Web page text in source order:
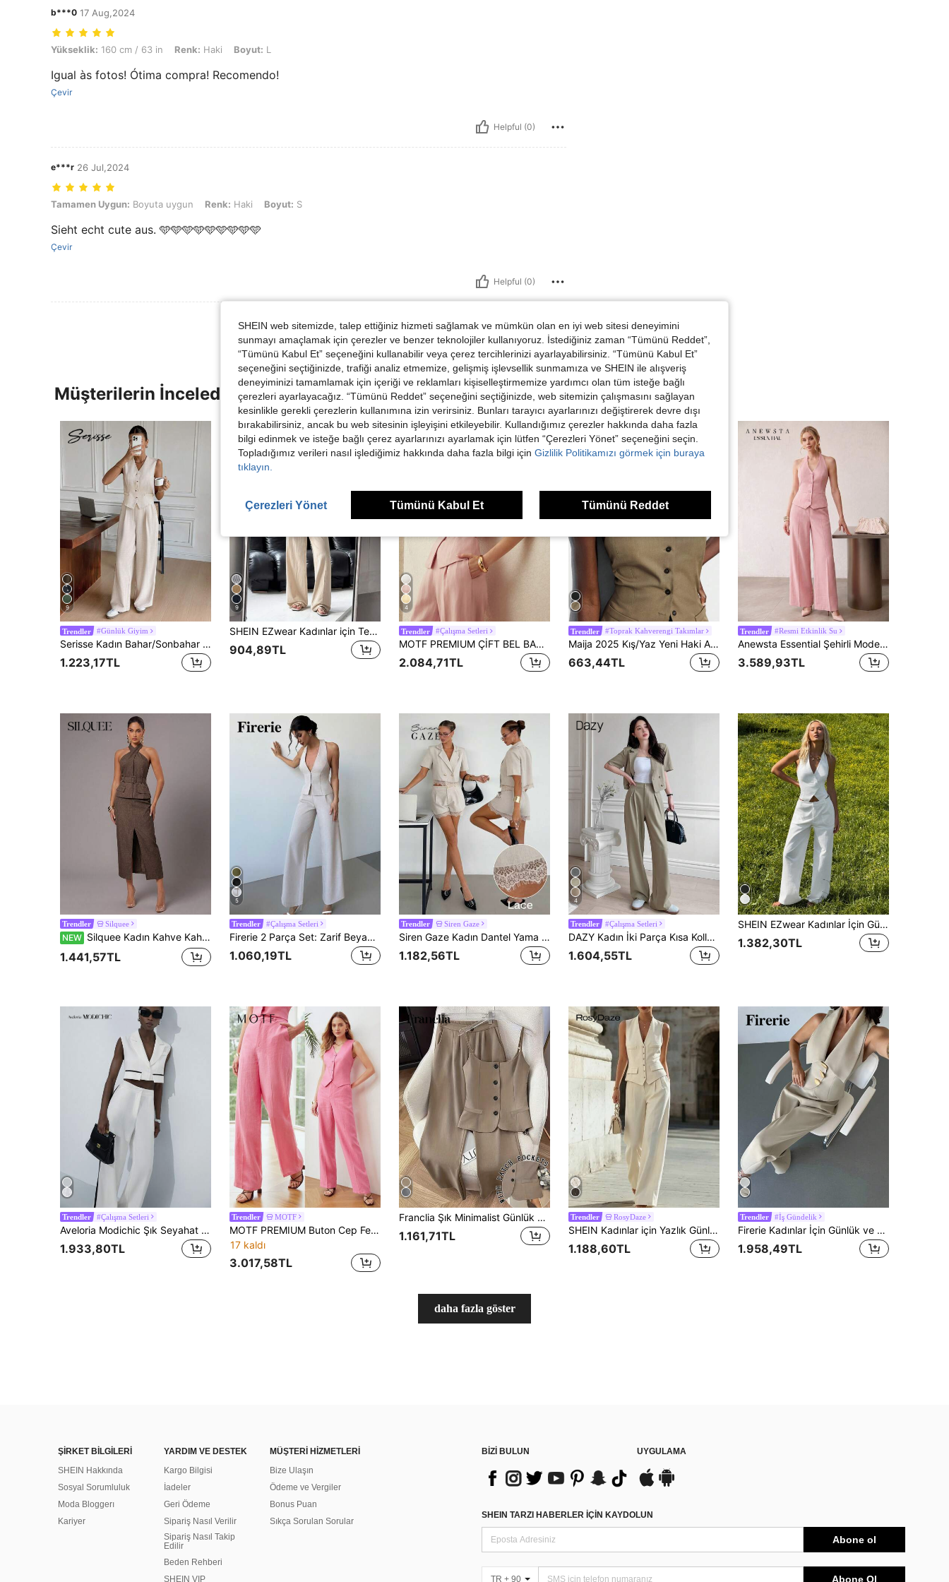
b***0 17 Aug,2024
Yükseklik: 160 cm / 63 in, Renk: Haki, Boyut: L
Yükseklik: 160 cm / 63 in Renk: Haki Boyut: L
Igual às fotos! Ótima compra! Recomendo!
Çevir
Helpful (0)
e***r 26 Jul,2024
Tamamen Uygun: Boyuta uygun, Renk: Haki, Boyut: S
Tamamen Uygun: Boyuta uygun Renk: Haki Boyut: S
Sieht echt cute aus. 🩵🩵🩵🩵🩵🩵🩵🩵🩵
Çevir
Helpful (0)
Müşterilerin İncelediği Diğer Ürünler
9
Trendler #Günlük Giyim
Serisse Kadın Bahar/Sonbahar Düz Renk Tek Sıralı Düğmeli Blazer Yelek ve Pantolon Günlük İş Takımı
1.223,17TL
9
SHEIN EZwear Kadınlar için Tek Düğmeli Yelek ve Pantolon Takım Elbise, Sonbahar/Kış İçin Düz Renk
904,89TL
4
Trendler #Çalışma Setleri
MOTF PREMIUM ÇİFT BEL BAĞLAMALI KETEN YELEK, İLKBAHAR/YAZ
2.084,71TL
Trendler #Toprak Kahverengi Takımlar
Maija 2025 Kış/Yaz Yeni Haki Asimetrik Kesim Asimetrik Omuzlu Halter Yaka Önden Bağlamalı Açık Tek Sıralı Düğmeli Kadın Blazer Yelek, Modern Zarif Parti Şehir İşe Gidiş Ofis Randevu Buluşma Konser Sahne Performansı Brunch Çay Partisi Havalimanı Çok Amaçlı Yaz Tatil Tatil Kombini
663,44TL
Trendler #Resmi Etkinlik Su
Anewsta Essential Şehirli Modern Günlük Çok Yönlü Düz Pembe Halter Yaka Kolsuz Yelek Blazer + Yüksek Bel Dökümlü Uzun Pantolon Kadın Takım Seti
3.589,93TL
Trendler Silquee
NEW Silquee Kadın Kahve Kahverengi Kemerli Boyundan Askılı Üst ve Etek Takımı, İş Yemeği, Ofis ve Günlük Giyim İçin Uygun Zarif İş Kıyafeti, Sonbahar
1.441,57TL
5
Trendler #Çalışma Setleri
Firerie 2 Parça Set: Zarif Beyaz Yazlık Keten Yelek ve Yüksek Bel Geniş Paça Pantolon, Kadınlar İçin Brunch, Günlük, İş ve İşe Gidiş Kombini, Mezuniyet ve Öğretmen Kıyafeti
1.060,19TL
Trendler Siren Gaze
Siren Gaze Kadın Dantel Yama Detaylı Çentikli Yaka Kısa Kollu Üst ve Şort Günlük Günlük İki Parçalı Set
1.182,56TL
4
Trendler #Çalışma Setleri
DAZY Kadın İki Parça Kısa Kollu Takım Elbise Ceket ve Pantolon Rahat Bol İşe Gidiş-Dönüş Seti İş Kıyafeti
1.604,55TL
SHEIN EZwear Kadınlar İçin Günlük Beyaz Takım Elbise Seti: Sonbahar/Kış Aylarında %100 Pamuklu Kolsuz Askılı Üst ve Rahat Geniş Paça Pantolon
1.382,30TL
Trendler #Çalışma Setleri
Aveloria Modichic Şık Seyahat Kıyafeti: Cep Kapağı Tasarımına Sahip V Yaka Kolsuz Ceket, Bol Kesim Geniş Paça Pantolon, Renk Bloklu Siyah Kenarlı Kadın İş Elbisesi
1.933,80TL
Trendler MOTF
MOTF PREMIUM Buton Cep Fermuar Sade Kadın Takım Elbise Pantolon
17 kaldı
3.017,58TL
Franclia Şık Minimalist Günlük Kullanım İçin Askılı Bluz ve Yan Cepli Pantolon Takımı
1.161,71TL
Trendler RosyDaze
SHEIN Kadınlar için Yazlık Günlük Rahat V Yaka Kolsuz Açık Önlü Konforlu Sahte Cepli Yüksek Bel Geniş Paçalı Pantolon İki Parça Takım, Tatil, İş ve Günlük Kullanım İçin Uygundur
1.188,60TL
Trendler #İş Gündelik
Firerie Kadınlar İçin Günlük ve Şık Kayısı Rengi Suni Keten Geniş Paça Pantolon Takımı, İşe Gidip Gelmek ve Şık Görünüm İçin Mükemmel. /Kadın Sonbahar Kıyafetleri/Kadınlar İçin Okula Dönüş Kıyafetleri/Kadınlar İçin Öğretmen Kıyafetleri/Öğretmen Kıyafetleri/İş Gündelik Kadın/İş Görüşmeleri/Entelektüel Kadın Kıyafetleri/Metal Düğmeli Babydoll Üst/Babydoll Üst
1.958,49TL
daha fazla göster
ŞİRKET BİLGİLERİ
SHEIN Hakkında
Sosyal Sorumluluk
Moda Bloggerı
Kariyer
YARDIM VE DESTEK
Kargo Bilgisi
İadeler
Geri Ödeme
Sipariş Nasıl Verilir
Sipariş Nasıl Takip
Edilir
Beden Rehberi
SHEIN VIP
MÜŞTERİ HİZMETLERİ
Bize Ulaşın
Ödeme ve Vergiler
Bonus Puan
Sıkça Sorulan Sorular
BİZİ BULUN UYGULAMA
SHEIN TARZI HABERLER IÇIN KAYDOLUN
Abone ol
TR + 90 Abone Ol
SHEIN web sitemizde, talep ettiğiniz hizmeti sağlamak ve mümkün olan en iyi web sitesi deneyimini
sunmayı amaçlamak için çerezler ve benzer teknolojiler kullanıyoruz. İstediğiniz zaman “Tümünü Reddet”,
“Tümünü Kabul Et” seçeneğini kullanabilir veya çerez tercihlerinizi ayarlayabilirsiniz. “Tümünü Kabul Et”
seçeneğini seçtiğinizde, trafiği analiz etmemize, gelişmiş işlevsellik sunmamıza ve SHEIN ile alışveriş
deneyiminizi tamamlamak için içeriği ve reklamları kişiselleştirmemize yardımcı olan tüm isteğe bağlı
çerezleri ayarlayacağız. “Tümünü Reddet” seçeneğini seçtiğinizde, web sitemizin çalışmasını sağlayan
kesinlikle gerekli çerezlerin kullanımına izin verirsiniz. Bunları tarayıcı ayarlarınızı değiştirerek devre dışı
bırakabilirsiniz, ancak bu web sitesinin işleyişini etkileyebilir. Kullandığımız çerezler hakkında daha fazla
bilgi edinmek ve isteğe bağlı çerez ayarlarınızı ayarlamak için lütfen “Çerezleri Yönet” seçeneğini seçin.
Topladığımız verileri nasıl işlediğimiz hakkında daha fazla bilgi için Gizlilik Politikamızı görmek için buraya
tıklayın.
Çerezleri Yönet Tümünü Kabul Et Tümünü Reddet